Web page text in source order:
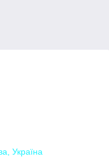
Україна